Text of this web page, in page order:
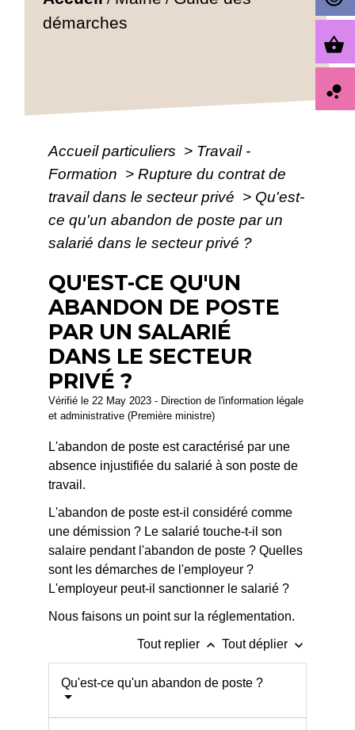
démarches
Accueil particuliers > Travail -
Formation > Rupture du contrat de
travail dans le secteur privé > Qu'est-
ce qu'un abandon de poste par un
salarié dans le secteur privé ?
QU'EST-CE QU'UN
ABANDON DE POSTE
PAR UN SALARIÉ
DANS LE SECTEUR
PRIVÉ ?
Vérifié le 22 May 2023 - Direction de l'information légale
et administrative (Première ministre)
L'abandon de poste est caractérisé par une
absence injustifiée du salarié à son poste de
travail.
L'abandon de poste est-il considéré comme
une démission ? Le salarié touche-t-il son
salaire pendant l'abandon de poste ? Quelles
sont les démarches de l'employeur ?
L'employeur peut-il sanctionner le salarié ?
Nous faisons un point sur la réglementation.
Tout replier keyboard_arrow_up Tout déplier keyboard_arrow_down
Qu'est-ce qu'un abandon de poste ?
shopping_basket
bubble_chart